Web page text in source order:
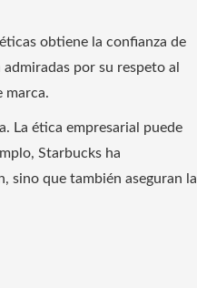
obtiene la confianza de
por su respeto al
marca.
La ética empresarial puede
Starbucks ha
sino que también aseguran la